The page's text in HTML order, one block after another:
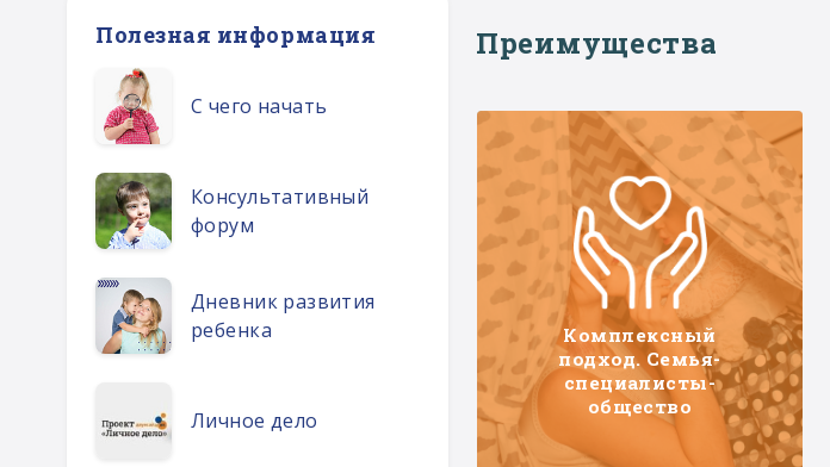
Полезная информация
С чего начать
Консультативный
форум
Дневник развития
ребенка
Личное дело
Преимущества
Комплексный
подход. Семья-
специалисты-
общество